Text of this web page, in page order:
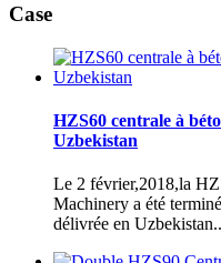
Case
HZS60 centrale à
Uzbekistan
Le 2 février,2018,la
Machinery a été
délivrée en